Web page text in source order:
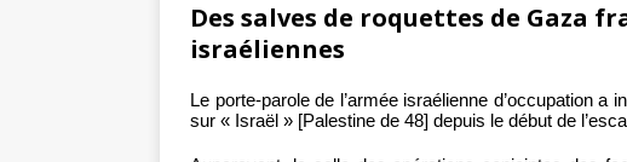
Des salves de roquettes de Gaza
israéliennes
Le porte-parole de l’armée israélienne d’occupation a
sur « Israël » [Palestine de 48] depuis le début de